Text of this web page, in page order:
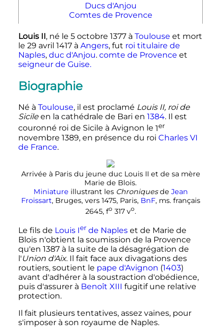
Ducs d'Anjou
Comtes de Provence
Louis II, né le 5 octobre 1377à Toulouse et mort
le 29 avril 1417à Angers, fut roi titulaire de
Naples, duc d'Anjou. comte de Provence et
seigneur de Guise.
Biographie
Né à Toulouse, il est proclamé Louis II, roi de
Sicileen la cathédrale de Bari en 1384. Il est
couronné roi de Sicile à Avignon le 1er
novembre 1389, en présence du roi Charles VI
de France.
Arrivée à Paris du jeune duc Louis II et de sa mère
Marie de Blois.
Miniature illustrant les Chroniquesde Jean
Froissart, Bruges, vers 1475, Paris, BnF, ms. français
2645, fo 317 vo.
Le fils de Louis Ierde Napleset de Marie de
Blois n'obtient la soumission de la Provence
qu'en 1387 à la suite de la désagrégation de
l'Union d'Aix. Il fait face aux divagations des
routiers, soutient le pape d'Avignon (1403)
avant d'adhérer à la soustraction d'obédience,
puis d'assurer à Benoît XIII fugitif une relative
protection.
Il fait plusieurs tentatives, assez vaines, pour
s'imposer à son royaume de Naples.